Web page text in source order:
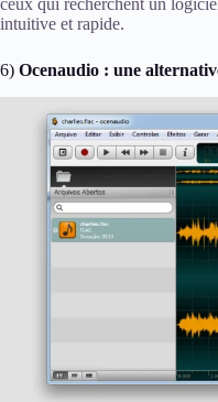
intuitive et rapide.
6) Ocenaudio : une